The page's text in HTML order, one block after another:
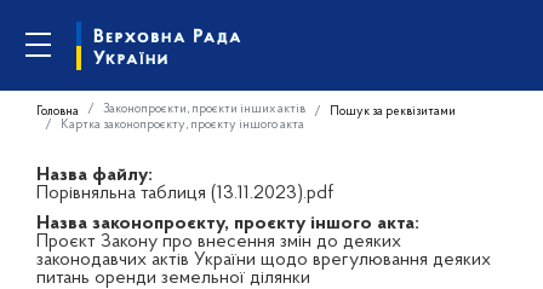
Головна Законопроєкти, проєкти інших актів
Пошук за реквізитами
Картка законопроєкту, проєкту іншого акта
Назва файлу:
Порівняльна таблиця (13.11.2023).pdf
Назва законопроєкту, проєкту іншого акта:
Проєкт Закону про внесення змін до деяких
законодавчих актів України щодо врегулювання деяких
питань оренди земельної ділянки